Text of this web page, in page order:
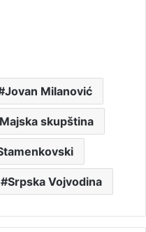
Jovan Milanović
Majska skupština
Srpska Vojvodina